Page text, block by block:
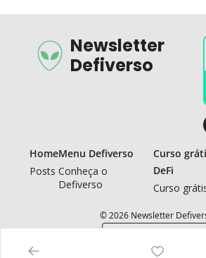
Newsletter
Defiverso
Home
Posts
Menu Defiverso
Conheça o
Defiverso
Curso
DeFi
Curso
© 2026 Newsletter